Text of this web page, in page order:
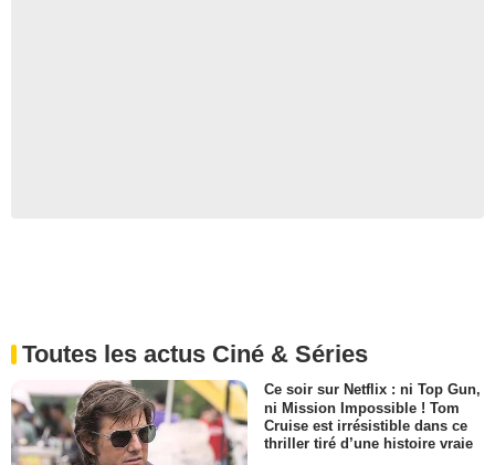
Toutes les actus Ciné & Séries
Ce soir sur Netflix : ni Top Gun,
ni Mission Impossible ! Tom
Cruise est irrésistible dans ce
thriller tiré d’une histoire vraie